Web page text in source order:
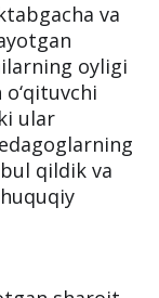
va
oyligi
ular
qildik va